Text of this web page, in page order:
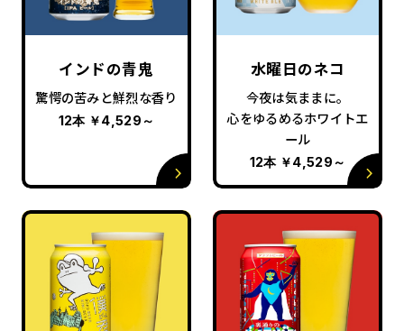
インドの青鬼
驚愕の苦みと鮮烈な香り
12本￥4,529 ～
水曜日のネコ
今夜は気ままに。
心をゆるめるホワイトエ
ール
12本￥4,529 ～